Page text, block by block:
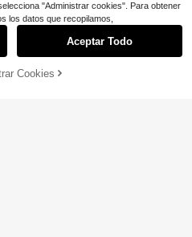
"Administrar cookies". Para obtener
los datos que recopilamos,
Aceptar Todo
Cookies